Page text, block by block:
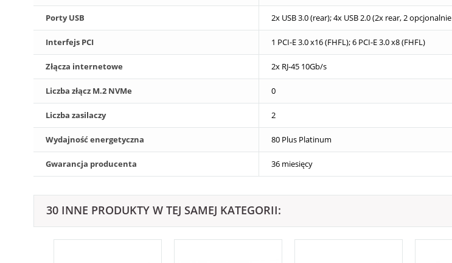
Porty USB 2x USB 3.0 (rear); 4x USB 2.0 (2x rear, 2 opcjonalnie
Interfejs PCI 1 PCI-E 3.0 x16 (FHFL); 6 PCI-E 3.0 x8 (FHFL)
Złącza internetowe 2x RJ-45 10Gb/s
Liczba złącz M.2 NVMe 0
Liczba zasilaczy 2
Wydajność energetyczna 80 Plus Platinum
Gwarancja producenta 36 miesięcy
30 INNE PRODUKTY W TEJ SAMEJ KATEGORII: